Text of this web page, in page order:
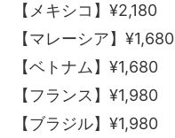
【メキシコ】¥2,180
【マレーシア】¥1,680
【ベトナム】¥1,680
【フランス】¥1,980
【ブラジル】¥1,980